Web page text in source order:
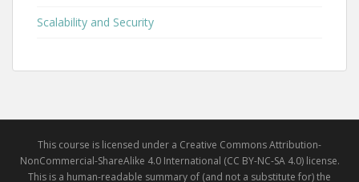
Scalability and Security
This course is licensed under a Creative Commons Attribution-
NonCommercial-ShareAlike 4.0 International (CC BY-NC-SA 4.0) license.
This is a human-readable summary of (and not a substitute for) the